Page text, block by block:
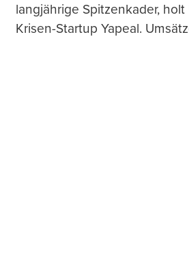
langjährige Spitzenkader,
Krisen-Startup Yapeal.